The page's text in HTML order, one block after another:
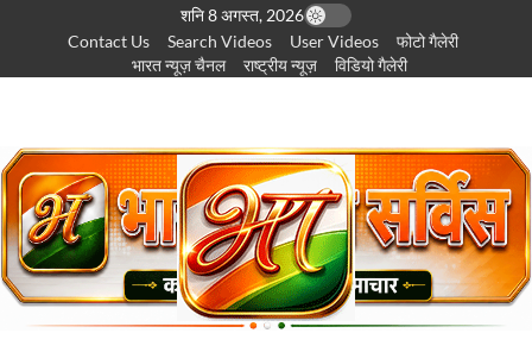
पर
शनि 8 अगस्त, 2026
Contact Us
Search Videos User Videos
फोटो गैलेरी
भारत न्यूज़ चैनल
राष्ट्रीय न्यूज़ विडियो गैलेरी